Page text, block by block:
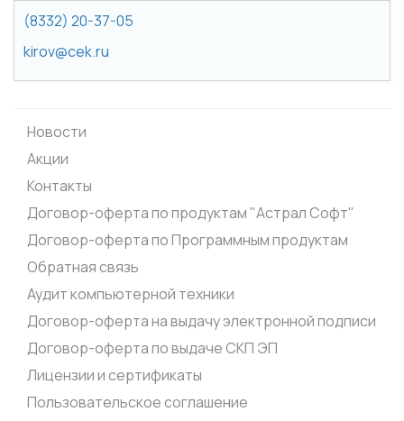
(8332) 20-37-05
kirov@cek.ru
Новости
Акции
Контакты
Договор-оферта по продуктам "Астрал Софт"
Договор-оферта по Программным продуктам
Обратная связь
Аудит компьютерной техники
Договор-оферта на выдачу электронной подписи
Договор-оферта по выдаче СКП ЭП
Лицензии и сертификаты
Пользовательское соглашение